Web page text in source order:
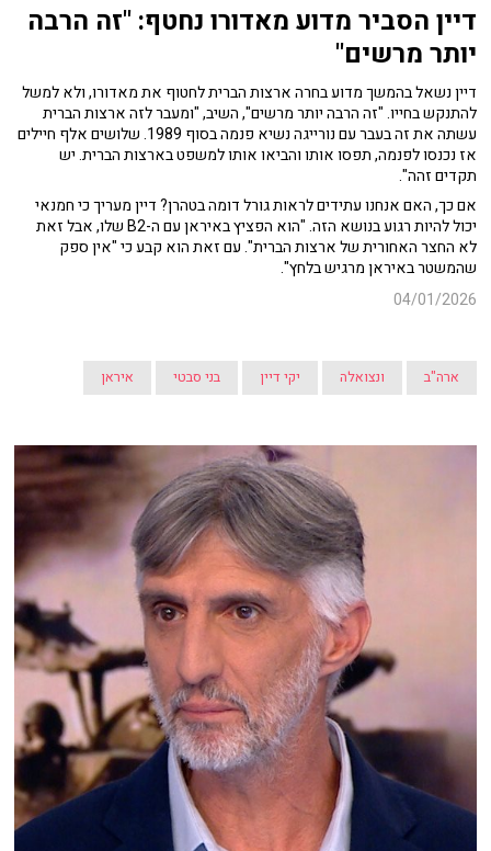
דיין הסביר מדוע מאדורו נחטף: "זה הרבה
יותר מרשים"
דיין נשאל בהמשך מדוע בחרה ארצות הברית לחטוף את מאדורו, ולא למשל
להתנקש בחייו. "זה הרבה יותר מרשים", השיב, "ומעבר לזה ארצות הברית
עשתה את זה בעבר עם נורייגה נשיא פנמה בסוף 1989. שלושים אלף חיילים
אז נכנסו לפנמה, תפסו אותו והביאו אותו למשפט בארצות הברית. יש
תקדים זהה".
אם כך, האם אנחנו עתידים לראות גורל דומה בטהרן? דיין מעריך כי חמנאי
יכול להיות רגוע בנושא הזה. "הוא הפציץ באיראן עם ה-B2 שלו, אבל זאת
לא החצר האחורית של ארצות הברית". עם זאת הוא קבע כי "אין ספק
שהמשטר באיראן מרגיש בלחץ".
04/01/2026
ארה"ב ונצואלה יקי דיין בני סבטי איראן